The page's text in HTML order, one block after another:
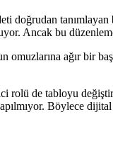
doğrudan
Ancak bu
omuzlarına ağır
de tabloyu
Böylece